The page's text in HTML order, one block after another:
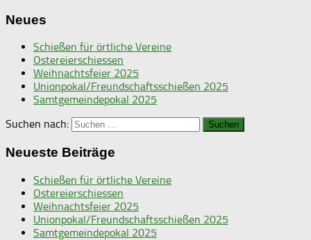
Neues
Schießen für örtliche Vereine
Ostereierschiessen
Weihnachtsfeier 2025
Unionpokal/Freundschaftsschießen 2025
Samtgemeindepokal 2025
Suchen nach:
Neueste Beiträge
Schießen für örtliche Vereine
Ostereierschiessen
Weihnachtsfeier 2025
Unionpokal/Freundschaftsschießen 2025
Samtgemeindepokal 2025